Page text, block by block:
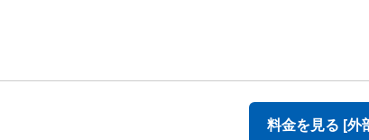
料金を見る [外